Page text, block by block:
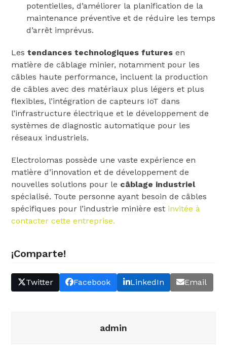
potentielles, d’améliorer la planification de la
maintenance préventive et de réduire les temps
d’arrêt imprévus.
Lestendances technologiques futures en
matière de câblage minier, notamment pour les
câbles haute performance, incluent la production
de câbles avec des matériaux plus légers et plus
flexibles, l’intégration de capteurs IoT dans
l’infrastructure électrique et le développement de
systèmes de diagnostic automatique pour les
réseaux industriels.
Electrolomas possède une vaste expérience en
matière d’innovation et de développement de
nouvelles solutions pour le câblage industriel
spécialisé. Toute personne ayant besoin de câbles
spécifiques pour l’industrie minière est invitée à
contacter cette entreprise.
¡Comparte!
Twitter Facebook LinkedIn Email
admin